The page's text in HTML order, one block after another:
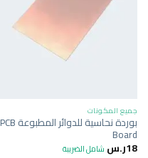
جميع المكونات
بوردة نحاسية للدوائر المطبوعة PCB
Board
18ر.س شامل الضريبة